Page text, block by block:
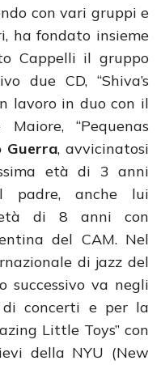
con vari gruppi e
ha fondato insieme
Cappelli il gruppo
due CD, “Shiva’s
lavoro in duo con il
“Pequenas
Guerra, avvicinatosi
età di 3 anni
padre, anche lui
di 8 anni con
del CAM. Nel
di jazz del
successivo va negli
concerti e per la
Little Toys” con
della NYU (New